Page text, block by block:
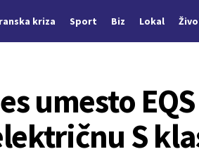
kriza Sport Biz Lokal
umesto EQS
S